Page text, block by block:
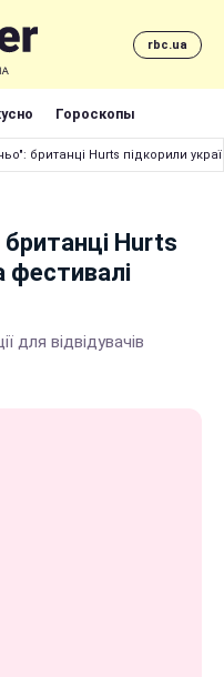
rbc.ua
Гороскопы
британці Hurts підкорили
Hurts
фестивалі
для відвідувачів